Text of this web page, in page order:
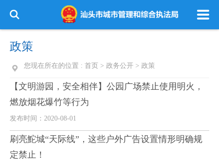
政策
您现在所在的位置 : 首页 > 政务公开 > 政策
【文明游园，安全相伴】公园广场禁止使用明火，
燃放烟花爆竹等行为
发布时间：2020-08-01
刷亮鮀城“天际线”，这些户外广告设置情形明确规
定禁止！